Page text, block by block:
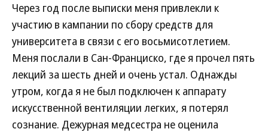
Через год после выписки меня привлекли к
участию в кампании по сбору средств для
университета в связи с его восьмисотлетием.
Меня послали в Сан-Франциско, где я прочел пять
лекций за шесть дней и очень устал. Однажды
утром, когда я не был подключен к аппарату
искусственной вентиляции легких, я потерял
сознание. Дежурная медсестра не оценила